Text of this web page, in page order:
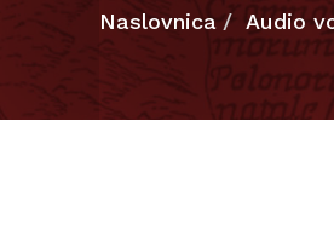
Naslovnica Audio